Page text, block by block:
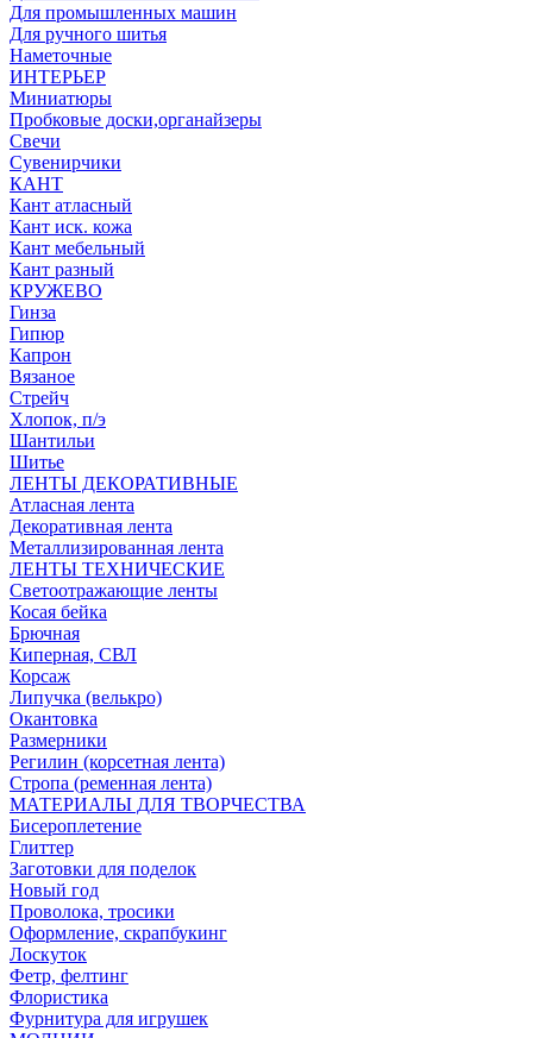
Для промышленных машин
Для ручного шитья
Наметочные
ИНТЕРЬЕР
Миниатюры
Пробковые доски,органайзеры
Свечи
Сувенирчики
КАНТ
Кант атласный
Кант иск. кожа
Кант мебельный
Кант разный
КРУЖЕВО
Гинза
Гипюр
Капрон
Вязаное
Стрейч
Хлопок, п/э
Шантильи
Шитье
ЛЕНТЫ ДЕКОРАТИВНЫЕ
Атласная лента
Декоративная лента
Металлизированная лента
ЛЕНТЫ ТЕХНИЧЕСКИЕ
Светоотражающие ленты
Косая бейка
Брючная
Киперная, СВЛ
Корсаж
Липучка (велькро)
Окантовка
Размерники
Регилин (корсетная лента)
Стропа (ременная лента)
МАТЕРИАЛЫ ДЛЯ ТВОРЧЕСТВА
Бисероплетение
Глиттер
Заготовки для поделок
Новый год
Проволока, тросики
Оформление, скрапбукинг
Лоскуток
Фетр, фелтинг
Флористика
Фурнитура для игрушек